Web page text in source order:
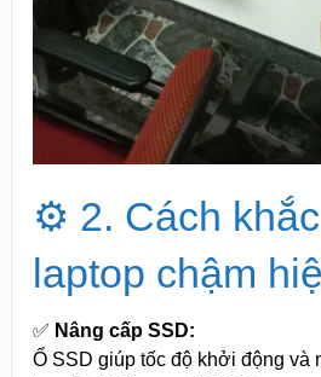
⚙️ 2. Cách
laptop chậm
✅ Nâng cấp SSD:
Ổ SSD giúp tốc độ khởi động và